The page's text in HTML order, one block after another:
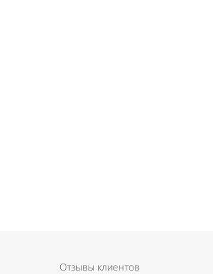
Отзывы клиентов